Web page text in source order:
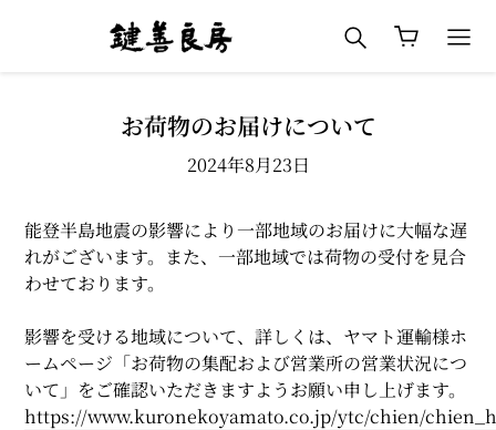
検索 カート
お荷物のお届けについて
2024年8月23日
能登半島地震の影響により一部地域のお届けに大幅な遅
れがございます。また、一部地域では荷物の受付を見合
わせております。
影響を受ける地域について、詳しくは、ヤマト運輸様ホ
ームページ「お荷物の集配および営業所の営業状況につ
いて」をご確認いただきますようお願い申し上げます。
https://www.kuronekoyamato.co.jp/ytc/chien/